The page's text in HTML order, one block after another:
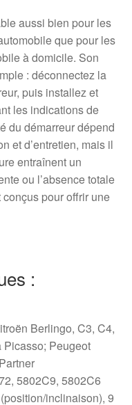
aussi bien pour les
que pour les
à domicile. Son
: déconnectez la
puis installez et
les indications de
du démarreur dépend
et d’entretien, mais il
entraînent un
ou l’absence totale
pour offrir une
:
Berlingo, C3, C4,
Picasso; Peugeot
5802C9, 5802C6
inclinaison), 9